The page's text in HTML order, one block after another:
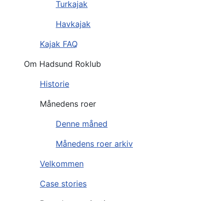
Turkajak
Havkajak
Kajak FAQ
Om Hadsund Roklub
Historie
Månedens roer
Denne måned
Månedens roer arkiv
Velkommen
Case stories